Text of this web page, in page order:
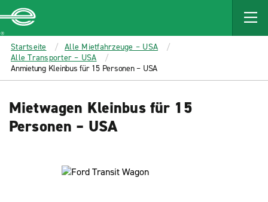
MAIN
CONTENT
Enterprise
Startseite
Alle Mietfahrzeuge – USA
Alle Transporter – USA
Anmietung Kleinbus für 15 Personen – USA
Mietwagen Kleinbus für 15
Personen – USA